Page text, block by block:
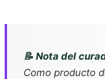
📝 Nota del
Como producto